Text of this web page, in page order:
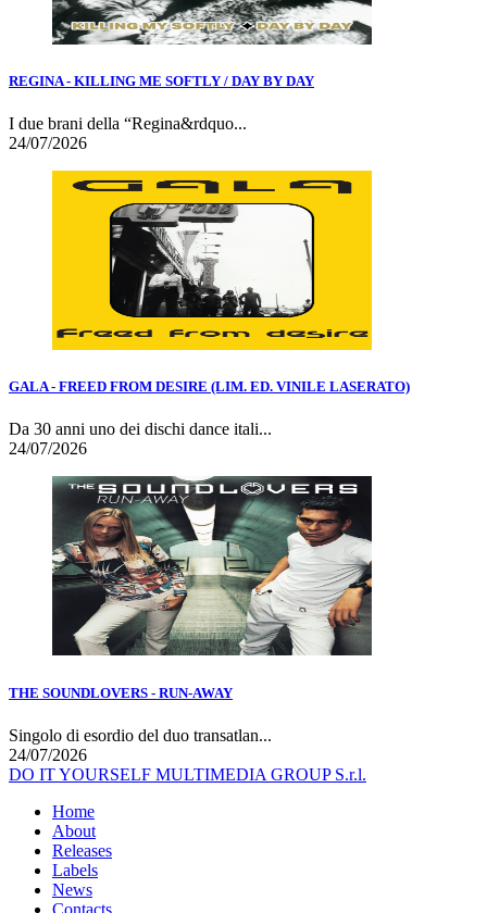
REGINA - KILLING ME SOFTLY / DAY BY DAY
I due brani della “Regina&rdquo...
24/07/2026
GALA - FREED FROM DESIRE (LIM. ED. VINILE LASERATO)
Da 30 anni uno dei dischi dance itali...
24/07/2026
THE SOUNDLOVERS - RUN-AWAY
Singolo di esordio del duo transatlan...
24/07/2026
DO IT YOURSELF MULTIMEDIA GROUP S.r.l.
Home
About
Releases
Labels
News
Contacts